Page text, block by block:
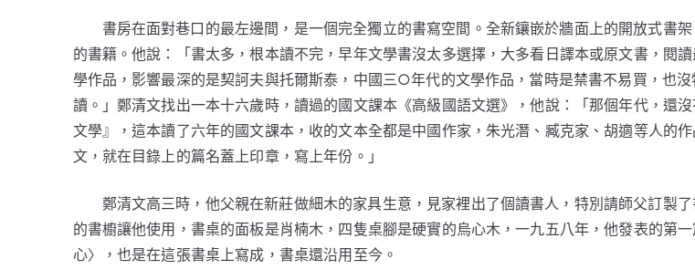
書房在面對巷口的最左邊間，是一個完全獨立的書寫空間。全新鑲嵌於牆面上的開放式書架
的書籍。他說：「書太多，根本讀不完，早年文學書沒太多選擇，大多看日譯本或原文書，閱
學作品，影響最深的是契訶夫與托爾斯泰，中國三○年代的文學作品，當時是禁書不易買，也沒
讀。」鄭清文找出一本十六歲時，讀過的國文課本《高級國語文選》，他說：「那個年代，還
文學』，這本讀了六年的國文課本，收的文本全都是中國作家，朱光潛、臧克家、胡適等人的
文，就在目錄上的篇名蓋上印章，寫上年份。」
鄭清文高三時，他父親在新莊做細木的家具生意，見家裡出了個讀書人，特別請師父訂製
的書櫥讓他使用，書桌的面板是肖楠木，四隻桌腳是硬實的烏心木，一九五八年，他發表的第
心〉，也是在這張書桌上寫成，書桌還沿用至今。